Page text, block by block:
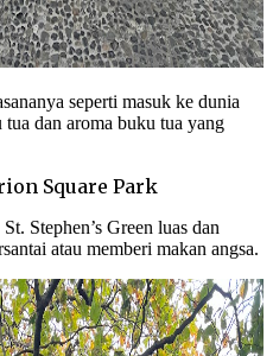
seperti masuk ke dunia
dan aroma buku tua yang
Square Park
Stephen’s Green luas dan
atau memberi makan angsa.